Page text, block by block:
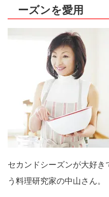
ーズンを愛用
セカンドシーズンが大好
う料理研究家の中山さん。